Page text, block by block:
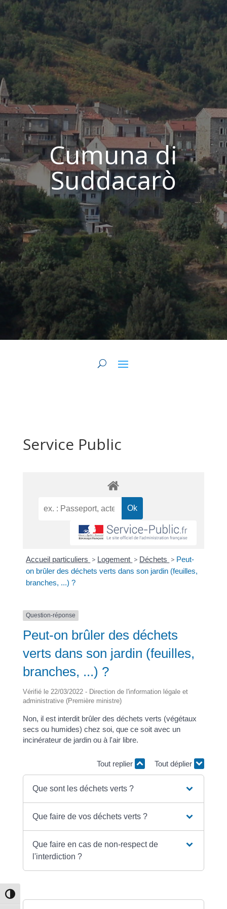
Passer en contraste élevé
Cumuna di
Suddacarò
Service Public
Accueil particuliers > Logement > Déchets > Peut-
on brûler des déchets verts dans son jardin (feuilles,
branches, ...) ?
Question-réponse
Peut-on brûler des déchets
verts dans son jardin (feuilles,
branches, ...) ?
Vérifié le 22/03/2022 - Direction de l'information légale et
administrative (Première ministre)
Non, il est interdit brûler des déchets verts (végétaux
secs ou humides) chez soi, que ce soit avec un
incinérateur de jardin ou à l'air libre.
Tout replier Tout déplier
Que sont les déchets verts ?
Que faire de vos déchets verts ?
Que faire en cas de non-respect de
l'interdiction ?